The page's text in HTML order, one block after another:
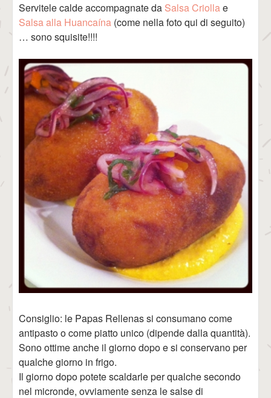
Servitele calde accompagnate da Salsa Criollae
Salsa alla Huancaína (come nella foto qui di seguito)
… sono squisite!!!!
Consiglio: le Papas Rellenas si consumano come
antipasto o come piatto unico (dipende dalla quantità).
Sono ottime anche il giorno dopo e si conservano per
qualche giorno in frigo.
Il giorno dopo potete scaldarle per qualche secondo
nel micronde, ovviamente senza le salse di